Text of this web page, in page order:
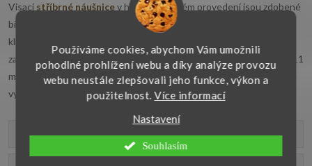
Používáme cookies, abychom Vám umožnili
pohodlné prohlížení webu a díky analýze provozu
webu neustále zlepšovali jeho funkce, výkon a
použitelnost.Více informací
Nastavení
Souhlasím
Visací stříbrné náušnicev hladkém lesklém provedení jsou zdobené
bílým synt. opálem o průměru 10 mm, který je zasazený ve stříbrné
klícce. Náušnice jsou povrchově upraveny rhodiem a opatřeny jsou
zacvakávacím pojistkovým uzávěrem. Velikost celé náušnice je 29x11
mm. Krásný šperk vhodný i pro každodenní nošení je precizně
vyroben v naší vlastní zlatnické dílně. Doporučujeme.
Parametry produktu